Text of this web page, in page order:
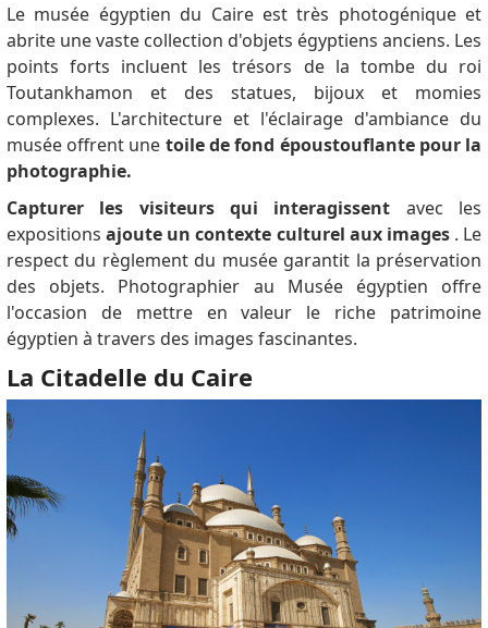
Le musée égyptien du Caire est très photogénique et
abrite une vaste collection d'objets égyptiens anciens. Les
points forts incluent les trésors de la tombe du roi
Toutankhamon et des statues, bijoux et momies
complexes. L'architecture et l'éclairage d'ambiance du
musée offrent une toile de fond époustouflante pour la
photographie.
Capturer les visiteurs qui interagissent avec les
expositions ajoute un contexte culturel aux images. Le
respect du règlement du musée garantit la préservation
des objets. Photographier au Musée égyptien offre
l'occasion de mettre en valeur le riche patrimoine
égyptien à travers des images fascinantes.
La Citadelle du Caire